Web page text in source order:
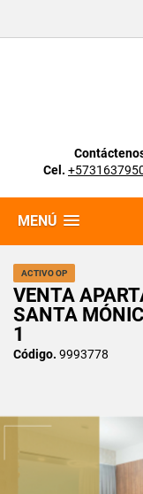
Cel.
MENÚ
ACTIVO OP
VENTA
SANTA
1
Código. 9993778